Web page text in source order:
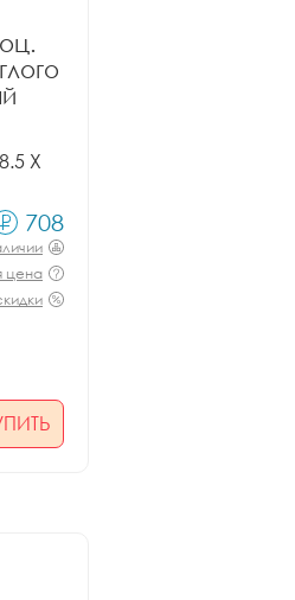
X
708
цена